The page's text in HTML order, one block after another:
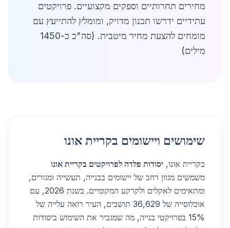
מחירים תחרותיים וספקים מקצועיים. פרויקטים
עתידיים ידרשו תכנון מדויק, ומומלץ להתייעץ עם
מומחים להצעת מחיר מיטבית. (סה"כ כ-1450
מילים)
שימושים ויישומים בקריית אונו
בקריית אונו, יסודות פלדה לפרויקטים בקריית אונו
משמשים מגוון רחב של יישומים בבנייה, תעשייה ומגורים,
ומתאימים לאקלים ולקרקע המקומיים. בשנת 2026, עם
אוכלוסייה של 36,629 תושבים, העיר רואה עלייה של
15% בפרויקטי בנייה, מה שמגביר את השימוש ביסודות